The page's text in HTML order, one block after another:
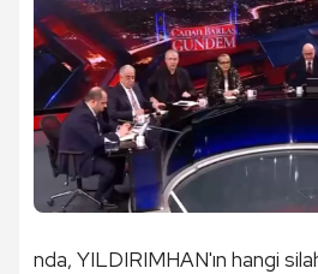
nda, YILDIRIMHAN'ın hangi